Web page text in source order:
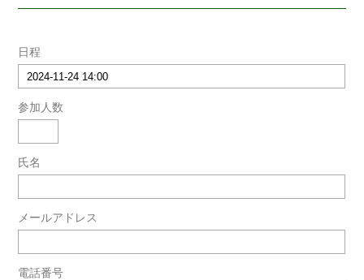
日程
参加人数
氏名
メールアドレス
電話番号